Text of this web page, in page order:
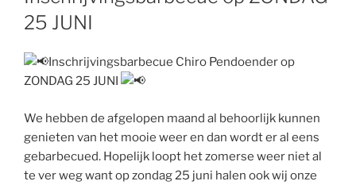
25 JUNI
Inschrijvingsbarbecue Chiro Pendoender op
ZONDAG 25 JUNI
We hebben de afgelopen maand al behoorlijk kunnen
genieten van het mooie weer en dan wordt er al eens
gebarbecued. Hopelijk loopt het zomerse weer niet al
te ver weg want op zondag 25 juni halen ook wij onze